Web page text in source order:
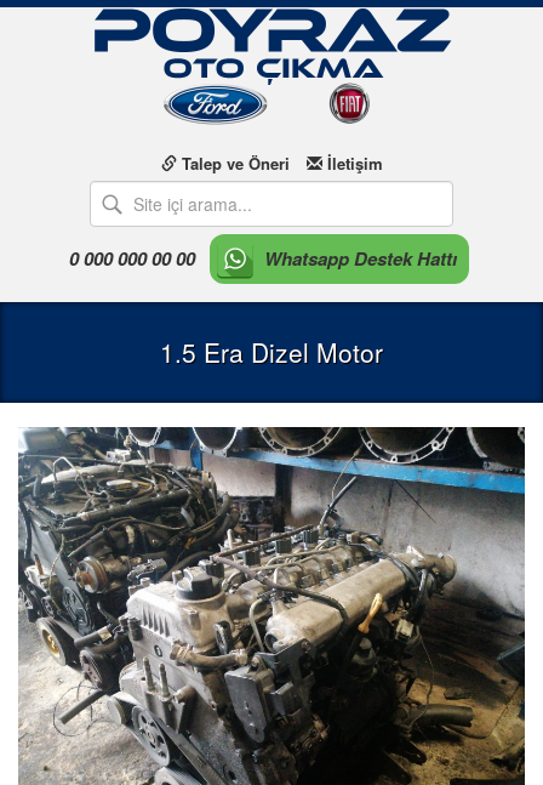
Talep ve Öneri İletişim
0 000 000 00 00 Whatsapp Destek Hattı
1.5 Era Dizel Motor